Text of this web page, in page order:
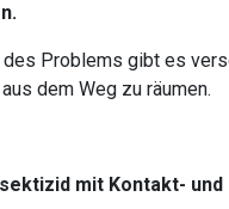
Problems gibt es
dem Weg zu räumen.
mit Kontakt-